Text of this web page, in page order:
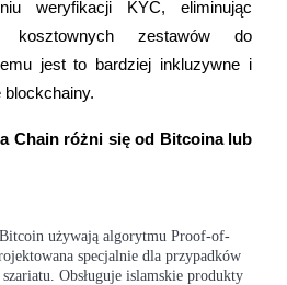
bonusy
weryfikacji KYC, eliminując
kosztownych zestawów do
jest to bardziej inkluzywne i
blockchainy.
Chain różni się od Bitcoina lub
używają algorytmu Proof-of-
specjalnie dla przypadków
Obsługuje islamskie produkty